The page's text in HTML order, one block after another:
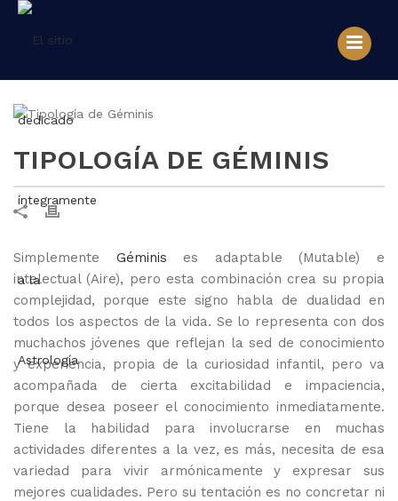
TIPOLOGÍA DE GÉMINIS
Simplemente Géminis es adaptable (Mutable) e
intelectual (Aire), pero esta combinación crea su propia
complejidad, porque este signo habla de dualidad en
todos los aspectos de la vida. Se lo representa con dos
muchachos jóvenes que reflejan la sed de conocimiento
y experiencia, propia de la curiosidad infantil, pero va
acompañada de cierta excitabilidad e impaciencia,
porque desea poseer el conocimiento inmediatamente.
Tiene la habilidad para involucrarse en muchas
actividades diferentes a la vez, es más, necesita de esa
variedad para vivir armónicamente y expresar sus
mejores cualidades. Pero su tentación es no concretar ni